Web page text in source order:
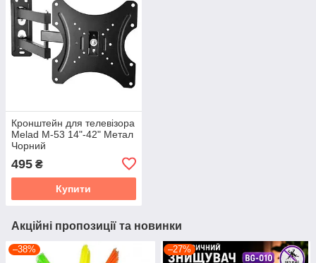
Кронштейн для телевізора
Melad M-53 14"-42" Метал
Чорний
495 ₴
Купити
Акційні пропозиції та новинки
–38% –27%